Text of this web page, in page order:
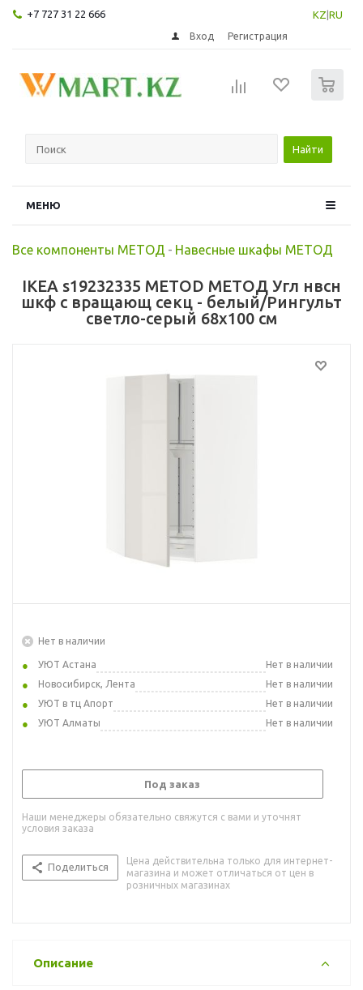
+7 727 31 22 666 KZ RU
Вход Регистрация
Найти
МЕНЮ
Все компоненты МЕТОД - Навесные шкафы МЕТОД
IKEA s19232335 METOD МЕТОД Угл нвсн
шкф с вращающ секц - белый/Рингульт
светло-серый 68x100 см
Нет в наличии
УЮТ Астана
Нет в наличии
Новосибирск, Лента
Нет в наличии
УЮТ в тц Апорт
Нет в наличии
УЮТ Алматы
Нет в наличии
Под заказ
Наши менеджеры обязательно свяжутся с вами и уточнят
условия заказа
Поделиться
Цена действительна только для интернет-
магазина и может отличаться от цен в
розничных магазинах
Описание